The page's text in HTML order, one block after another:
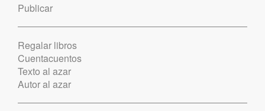
Publicar
Regalar libros
Cuentacuentos
Texto al azar
Autor al azar